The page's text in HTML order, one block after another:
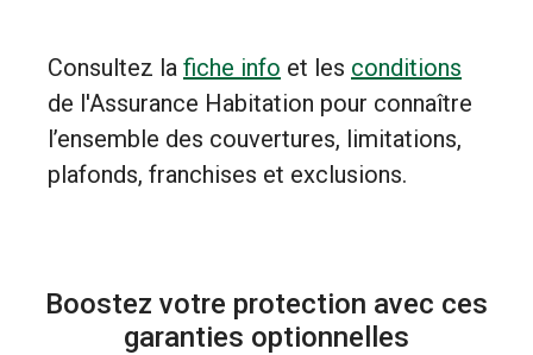
Consultez la fiche info et les conditions
de l'Assurance Habitation pour connaître
l’ensemble des couvertures, limitations,
plafonds, franchises et exclusions.
Boostez votre protection avec ces
garanties optionnelles